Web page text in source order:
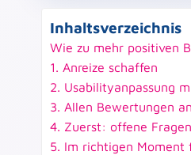
Inhaltsverzeichnis
Wie zu mehr positiven
1. Anreize schaffen
2. Usabilityanpassung
3. Allen Bewertungen
4. Zuerst: offene
5. Im richtigen Moment